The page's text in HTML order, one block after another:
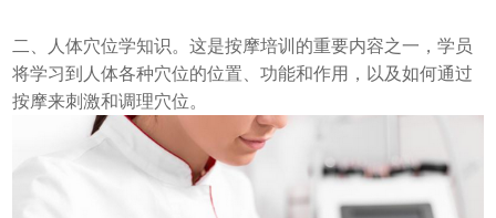
二、人体穴位学知识。这是按摩培训的重要内容之一，学员
将学习到人体各种穴位的位置、功能和作用，以及如何通过
按摩来刺激和调理穴位。